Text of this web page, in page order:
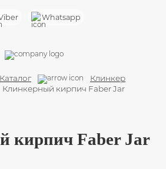
Whatsapp
Каталог
Клинкер
Клинкерный кирпич Faber Jar
кирпич Faber Jar